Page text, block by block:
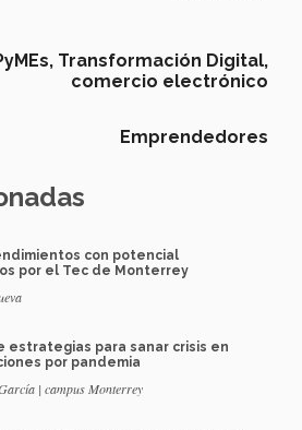
Transformación Digital,
comercio electrónico
Emprendedores
con potencial
por el Tec de Monterrey
estrategias para sanar crisis en
por pandemia
| campus Monterrey